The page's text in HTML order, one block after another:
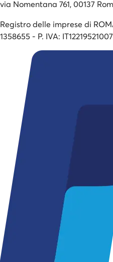
via Nomentana 761, 00137
Registro delle imprese di
1358655 - P. IVA: IT12219521007